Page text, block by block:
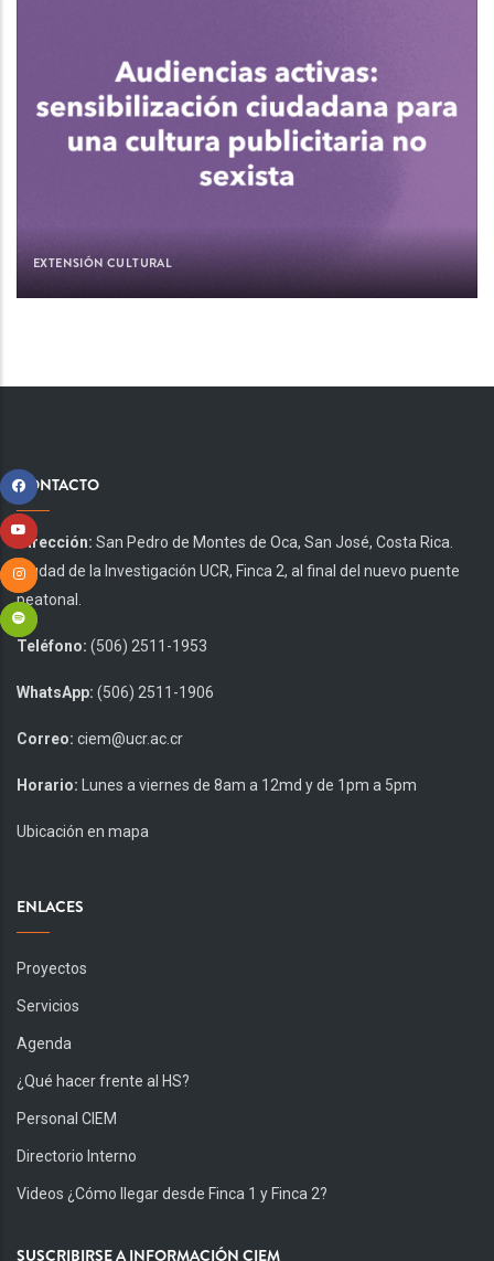
EXTENSIÓN CULTURAL
CONTACTO
Dirección: San Pedro de Montes de Oca, San José, Costa Rica.
Ciudad de la Investigación UCR, Finca 2, al final del nuevo puente
peatonal.
Teléfono: (506) 2511-1953
WhatsApp: (506) 2511-1906
Correo: ciem@ucr.ac.cr
Horario: Lunes a viernes de 8am a 12md y de 1pm a 5pm
Ubicación en mapa
ENLACES
Proyectos
Servicios
Agenda
¿Qué hacer frente al HS?
Personal CIEM
Directorio Interno
Videos ¿Cómo llegar desde Finca 1 y Finca 2?
SUSCRIBIRSE A INFORMACIÓN CIEM